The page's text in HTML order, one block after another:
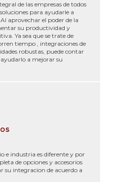
de las empresas de todos
para ayudarle a
aprovechar el poder de la
su productividad y
Ya sea que se trate de
tiempo , integraciones de
robustas, puede contar
a mejorar su
e industria es diferente y por
de opciones y accesorios
su integracion de acuerdo a